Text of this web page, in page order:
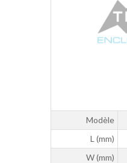
Modèle
L (mm)
W (mm)